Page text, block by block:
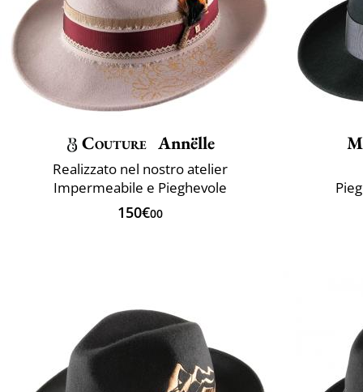
Couture Annëlle
Realizzato nel nostro atelier
Impermeabile e Pieghevole
150€00